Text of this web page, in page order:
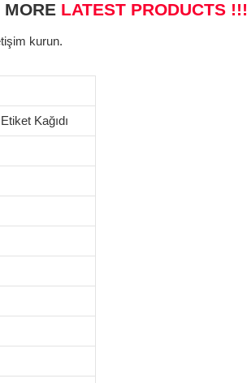
MORE LATEST PRODUCTS !!!
kurun.
Kağıdı